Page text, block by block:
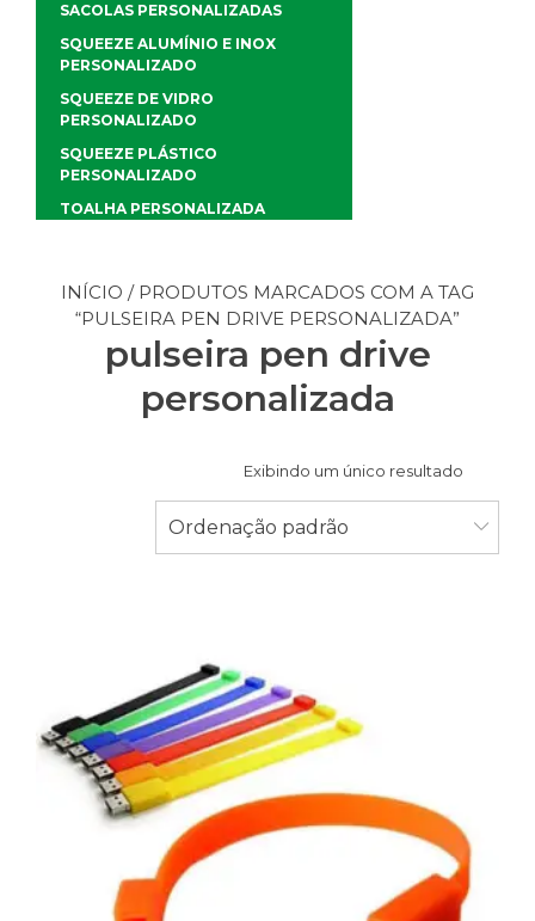
INÍCIO / PRODUTOS MARCADOS COM A TAG
“PULSEIRA PEN DRIVE PERSONALIZADA”
pulseira pen drive
personalizada
Exibindo um único resultado
Ordenação padrão
SACOLAS PERSONALIZADAS
SQUEEZE ALUMÍNIO E INOX
PERSONALIZADO
SQUEEZE DE VIDRO
PERSONALIZADO
SQUEEZE PLÁSTICO
PERSONALIZADO
TOALHA PERSONALIZADA